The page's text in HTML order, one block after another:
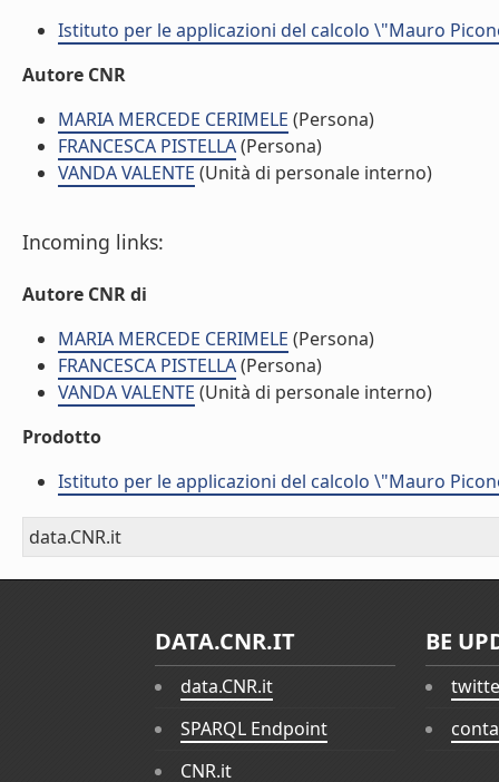
Istituto per le applicazioni del calcolo \"Mauro
Autore CNR
MARIA MERCEDE CERIMELE (Persona)
FRANCESCA PISTELLA(Persona)
VANDA VALENTE (Unità di personale interno)
Incoming links:
Autore CNR di
MARIA MERCEDE CERIMELE (Persona)
FRANCESCA PISTELLA(Persona)
VANDA VALENTE (Unità di personale interno)
Prodotto
Istituto per le applicazioni del calcolo \"Mauro
data.CNR.it
DATA.CNR.IT
data.CNR.it
SPARQL Endpoint
CNR.it
BE